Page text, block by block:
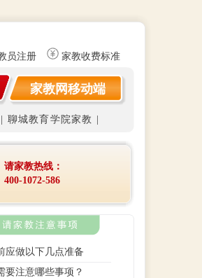
勤工俭学、社会实践兼职信息的服务平
员注册 家教收费标准
家教网移动端
聊城教育学院家教
请家教热线：
400-1072-586
应做以下几点准备
要注意哪些事项？